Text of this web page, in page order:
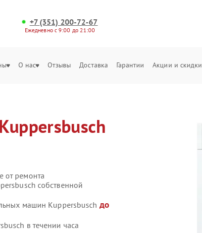
+7 (351) 200-72-67
Ежедневно с 9:00 до 21:00
О нас Отзывы Доставка Гарантии Акции и скидки
Kuppersbusch
от ремонта
собственной
машин Kuppersbusch до
в течении часа